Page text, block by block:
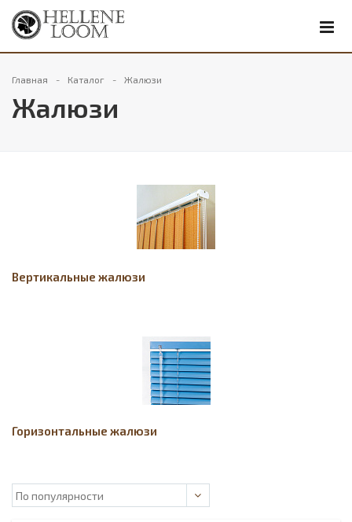
Главная Каталог Жалюзи
Жалюзи
Вертикальные жалюзи
Горизонтальные жалюзи